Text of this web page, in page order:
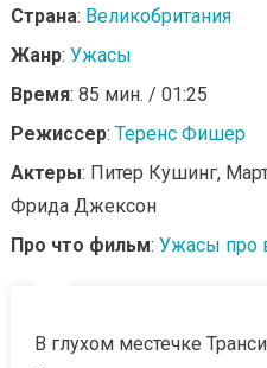
Страна: Великобритания
Жанр: Ужасы
Время: 85 мин. / 01:25
Режиссер: Теренс Фишер
Актеры: Питер Кушинг,
Фрида Джексон
Про что фильм: Ужасы про
В глухом местечке